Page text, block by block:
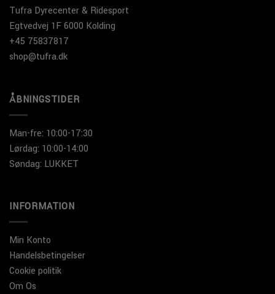
Tufra Dyrecenter & Ridesport
Egtvedvej 1F 6000 Kolding
+45 75837817
shop@tufra.dk
ÅBNINGSTIDER
Man-fre: 10:00-17:30
Lørdag: 10:00-14:00
Søndag: LUKKET
INFORMATION
Min Konto
Handelsbetingelser
Cookie politik
Om Os